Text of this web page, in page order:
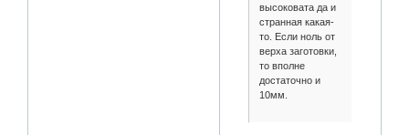
высоковата да и
странная какая-
то. Если ноль от
верха заготовки,
то вполне
достаточно и
10мм.